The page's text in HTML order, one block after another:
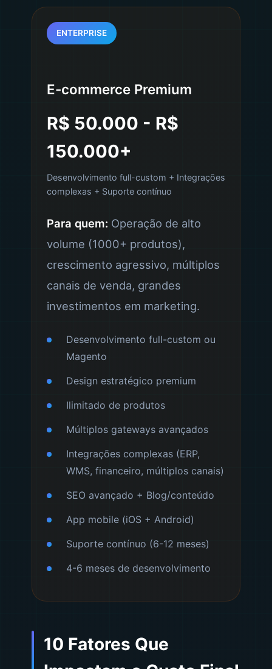
ENTERPRISE
E-commerce Premium
R$ 50.000 - R$
150.000+
Desenvolvimento full-custom + Integrações
complexas + Suporte contínuo
Para quem: Operação de alto
volume (1000+ produtos),
crescimento agressivo, múltiplos
canais de venda, grandes
investimentos em marketing.
Desenvolvimento full-custom ou
Magento
Design estratégico premium
Ilimitado de produtos
Múltiplos gateways avançados
Integrações complexas (ERP,
WMS, financeiro, múltiplos canais)
SEO avançado + Blog/conteúdo
App mobile (iOS + Android)
Suporte contínuo (6-12 meses)
4-6 meses de desenvolvimento
10 Fatores Que